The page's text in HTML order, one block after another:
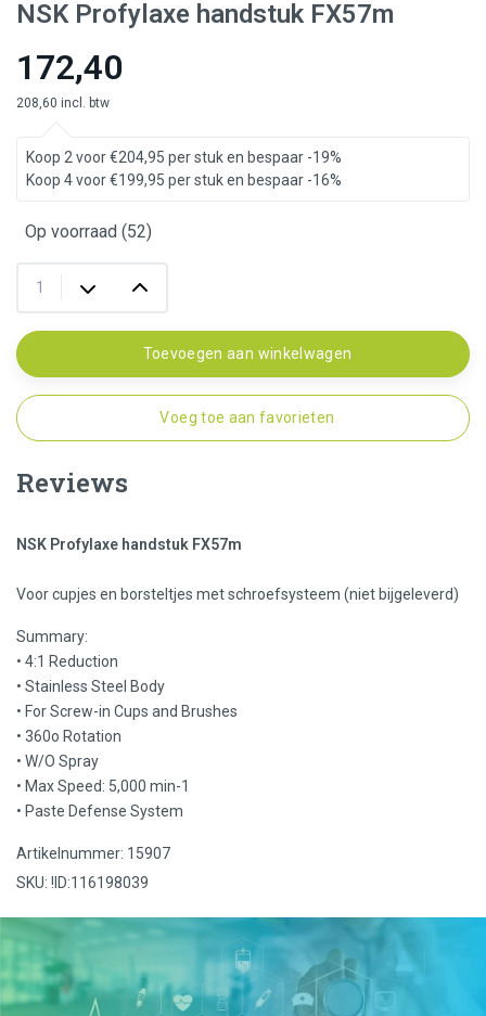
NSK Profylaxe handstuk FX57m
172,40
208,60 incl. btw
Koop 2 voor €204,95 per stuk en bespaar -19%
Koop 4 voor €199,95 per stuk en bespaar -16%
Op voorraad (52)
Toevoegen aan winkelwagen
Voeg toe aan favorieten
Reviews
NSK Profylaxe handstuk FX57m
Voor cupjes en borsteltjes met schroefsysteem (niet bijgeleverd)
Summary:
• 4:1 Reduction
• Stainless Steel Body
• For Screw-in Cups and Brushes
• 360o Rotation
• W/O Spray
• Max Speed: 5,000 min-1
• Paste Defense System
Artikelnummer: 15907
SKU: !ID:116198039